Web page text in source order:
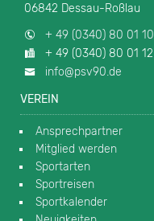
06842 Dessau-Roßlau
+ 49 (0340) 80 01 10
+ 49 (0340) 80 01 12
info@psv90.de
VEREIN
Ansprechpartner
Mitglied werden
Sportarten
Sportreisen
Sportkalender